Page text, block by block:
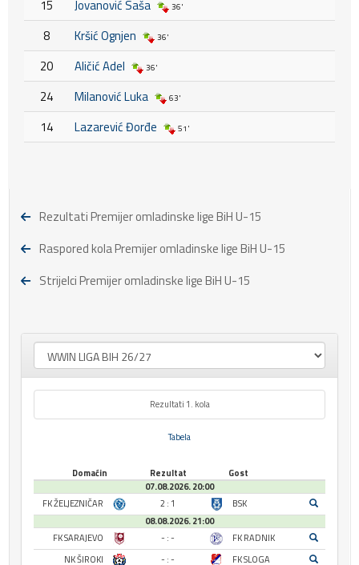
15 Jovanović Saša 36'
8 Kršić Ognjen 36'
20 Aličić Adel 36'
24 Milanović Luka 63'
14 Lazarević Đorđe 51'
Rezultati Premijer omladinske lige BiH U-15
Raspored kola Premijer omladinske lige BiH U-15
Strijelci Premijer omladinske lige BiH U-15
Rezultati 1. kola
Tabela
Domaćin Rezultat
Gost
07.08.2026. 20:00
FK ŽELJEZNIČAR
2 : 1
BSK
08.08.2026. 21:00
FK SARAJEVO
- : -
FK RADNIK
NK ŠIROKI
- : -
FK SLOGA